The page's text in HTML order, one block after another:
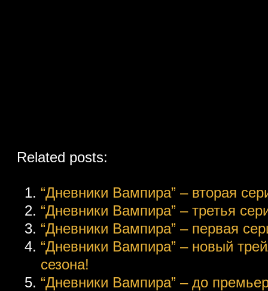
Related posts:
“Дневники Вампира” – вторая
“Дневники Вампира” – третья
“Дневники Вампира” – первая
“Дневники Вампира” – новый
сезона!
“Дневники Вампира” – до